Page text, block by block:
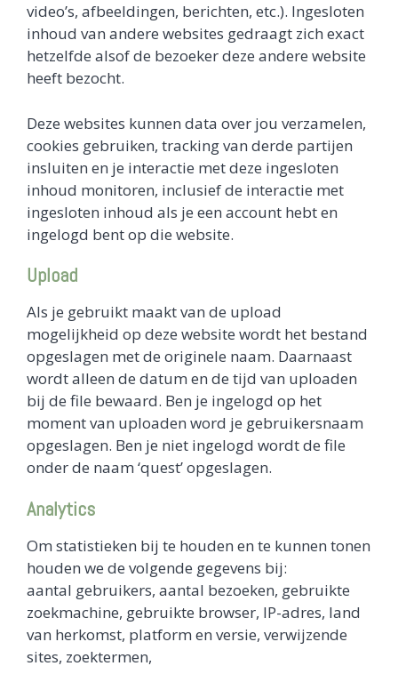
video’s, afbeeldingen, berichten, etc.). Ingesloten
inhoud van andere websites gedraagt zich exact
hetzelfde alsof de bezoeker deze andere website
heeft bezocht.
Deze websites kunnen data over jou verzamelen,
cookies gebruiken, tracking van derde partijen
insluiten en je interactie met deze ingesloten
inhoud monitoren, inclusief de interactie met
ingesloten inhoud als je een account hebt en
ingelogd bent op die website.
Upload
Als je gebruikt maakt van de upload
mogelijkheid op deze website wordt het bestand
opgeslagen met de originele naam. Daarnaast
wordt alleen de datum en de tijd van uploaden
bij de file bewaard. Ben je ingelogd op het
moment van uploaden word je gebruikersnaam
opgeslagen. Ben je niet ingelogd wordt de file
onder de naam ‘quest’ opgeslagen.
Analytics
Om statistieken bij te houden en te kunnen tonen
houden we de volgende gegevens bij:
aantal gebruikers, aantal bezoeken, gebruikte
zoekmachine, gebruikte browser, IP-adres, land
van herkomst, platform en versie, verwijzende
sites, zoektermen,